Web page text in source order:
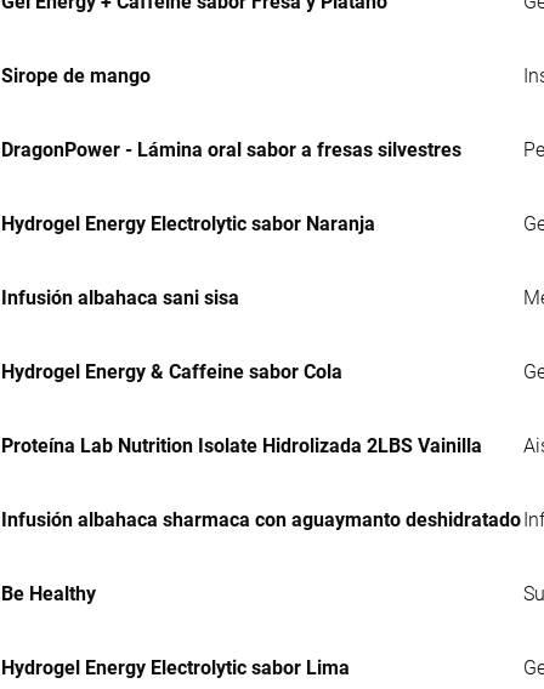
Sirope de mango
DragonPower - Lámina oral sabor a fresas silvestres
Hydrogel Energy Electrolytic sabor Naranja
Infusión albahaca sani sisa
Hydrogel Energy & Caffeine sabor Cola
Proteína Lab Nutrition Isolate Hidrolizada 2LBS Vainilla
Infusión albahaca sharmaca con aguaymanto deshidratado
Be Healthy
Hydrogel Energy Electrolytic sabor Lima